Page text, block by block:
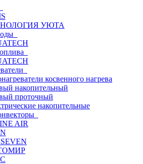
УЮТА
косвенного нагрева
накопительный
проточный
накопительные
AIR